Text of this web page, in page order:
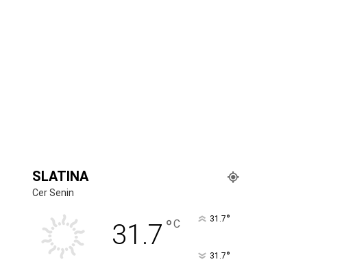
SLATINA
Cer Senin
31.7 °C 31.7°
31.7°